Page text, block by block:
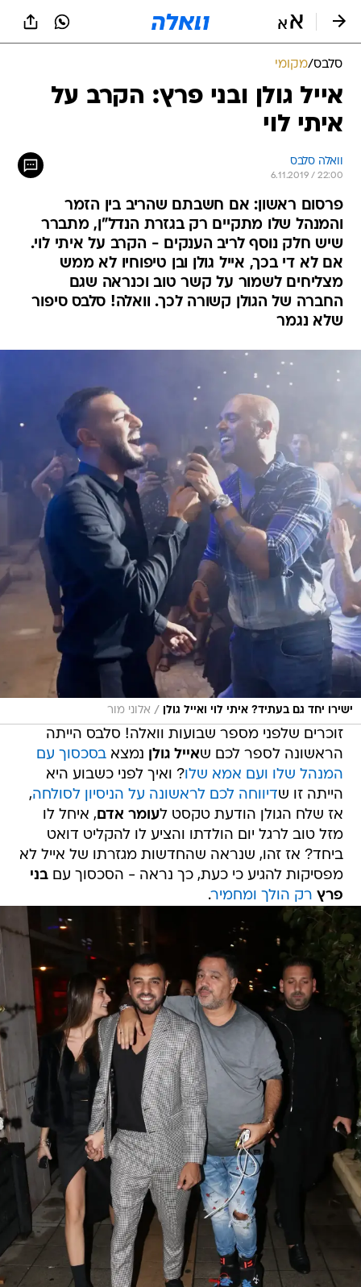
סלבס/מקומי
אייל גולן ובני פרץ: הקרב על
איתי לוי
וואלה סלבס
6.11.2019 / 22:00
פרסום ראשון: אם חשבתם שהריב בין הזמר
והמנהל שלו מתקיים רק בגזרת הנדל"ן, מתברר
שיש חלק נוסף לריב הענקים - הקרב על איתי לוי.
אם לא די בכך, אייל גולן ובן טיפוחיו לא ממש
מצליחים לשמור על קשר טוב וכנראה שגם
החברה של הגולן קשורה לכך. וואלה! סלבס סיפור
שלא נגמר
ישירו יחד גם בעתיד? איתי לוי ואייל גולן / אלוני מור
זוכרים שלפני מספר שבועות וואלה! סלבס הייתה
הראשונה לספר לכם שאייל גולן נמצאבסכסוך עם
המנהל שלו ועם אמא שלו? ואיך לפני כשבוע היא
הייתה זו שדיווחה לכם לראשונה על הניסיון לסולחה,
אז שלח הגולן הודעת טקסט לעומר אדם, איחל לו
מזל טוב לרגל יום הולדתו והציע לו להקליט דואט
ביחד? אז זהו, שנראה שהחדשות מגזרתו של אייל לא
מפסיקות להגיע כי כעת, כך נראה - הסכסוך עםבני
פרץ רק הולך ומחמיר.